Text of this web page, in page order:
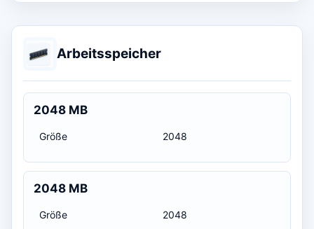
Arbeitsspeicher
2048 MB
Größe 2048
2048 MB
Größe 2048